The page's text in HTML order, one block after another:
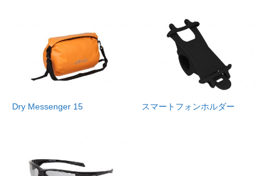
Dry Messenger 15 スマートフォンホルダー